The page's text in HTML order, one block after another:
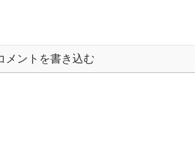
メントを書き込む